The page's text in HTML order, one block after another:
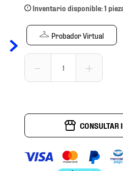
Inventario disponible: 1
Probador Virtual
＋
－
CONSULTAR